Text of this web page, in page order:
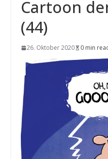
Cartoon
(44)
26. Oktober 2020 0 min